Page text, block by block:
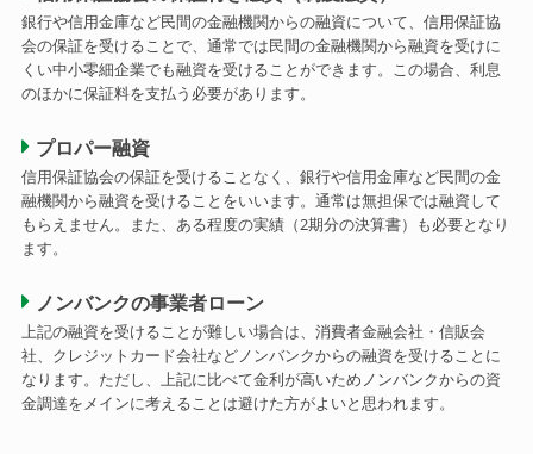
銀行や信用金庫など民間の金融機関からの融資について、信用保証協
会の保証を受けることで、通常では民間の金融機関から融資を受けに
くい中小零細企業でも融資を受けることができます。この場合、利息
のほかに保証料を支払う必要があります。
プロパー融資
信用保証協会の保証を受けることなく、銀行や信用金庫など民間の金
融機関から融資を受けることをいいます。通常は無担保では融資して
もらえません。また、ある程度の実績（2期分の決算書）も必要となり
ます。
ノンバンクの事業者ローン
上記の融資を受けることが難しい場合は、消費者金融会社・信販会
社、クレジットカード会社などノンバンクからの融資を受けることに
なります。ただし、上記に比べて金利が高いためノンバンクからの資
金調達をメインに考えることは避けた方がよいと思われます。